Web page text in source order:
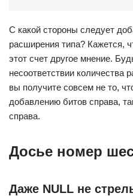
С какой стороны следует
расширения типа? Кажется,
этот счет другое мнение.
несоответствии количества
вы получите совсем не то,
добавлению битов справа,
справа.
Досье номер
Даже NULL не